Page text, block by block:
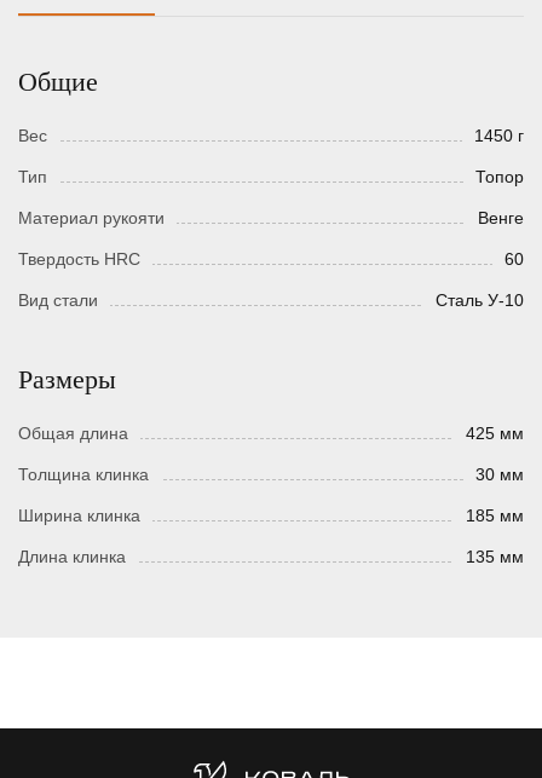
Общие
Вес 1450 г
Тип Топор
Материал рукояти Венге
Твердость HRC 60
Вид стали Сталь У-10
Размеры
Общая длина 425 мм
Толщина клинка 30 мм
Ширина клинка 185 мм
Длина клинка 135 мм